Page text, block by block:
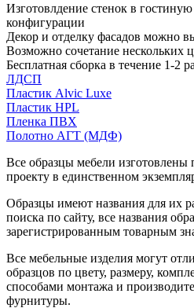
Изготовлдение стенок в
конфигурации
Декор и отделку фасадов можно
Возможно сочетание нескольких
Бесплатная сборка в течение 1-2
ЛДСП
Пластик Alvic Luxe
Пластик HPL
Пленка ПВХ
Полотно АГТ (МДФ)
Все образцы мебели
проекту в единственном
Образцы имеют названия для их
поиска по сайту, все названия
зарегистрированным товарным
Все мебельные изделия могут
образцов по цвету, размеру,
способами монтажа и
фурнитуры.